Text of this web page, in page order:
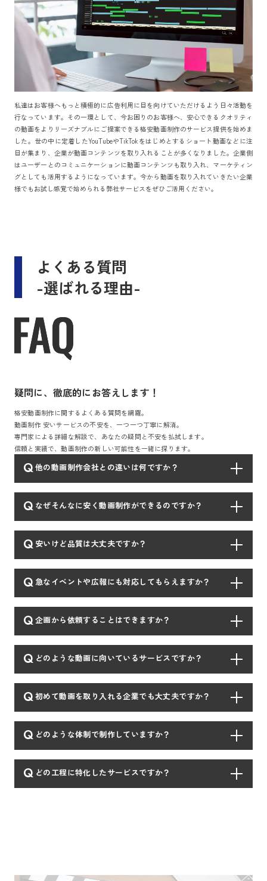
私達はお客様へもっと積極的に広告利用に目を向けていただけるよう日々活動を
行なっています。その一環として、今お困りのお客様へ、安心できるクオリティ
の動画をよりリーズナブルにご提案できる格安動画制作のサービス提供を始めま
した。世の中に定着したYouTubeやTikTokをはじめとするショート動画などに注
目が集まり、企業が動画コンテンツを取り入れることが多くなりました。企業側
はユーザーとのコミュニケーションに動画コンテンツも取り入れ、マーケティン
グとしても活用するようになっています。今から動画を取り入れていきたい企業
様でもお試し感覚で始められる弊社サービスをぜひご活用ください。
よくある質問
-選ばれる理由-
疑問に、徹底的にお答えします！
格安動画制作に関するよくある質問を網羅。
動画制作 安いサービスの不安を、一つ一つ丁寧に解消。
専門家による詳細な解説で、あなたの疑問と不安を払拭します。
信頼と実績で、動画制作の新しい可能性を一緒に探ります。
Q他の動画制作会社との違いは何ですか？
Q なぜそんなに安く動画制作ができるのですか？
Q 安いけど品質は大丈夫ですか？
Q 急なイベントや広報にも対応してもらえますか？
Q企画から依頼することはできますか？
Q どのような動画に向いているサービスですか？
Q初めて動画を取り入れる企業でも大丈夫ですか？
Q どのような体制で制作していますか？
Q どの工程に特化したサービスですか？